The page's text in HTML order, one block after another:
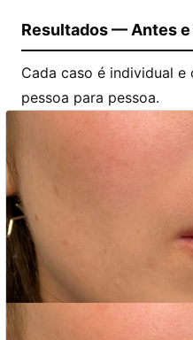
Resultados — Antes e
Cada caso é individual
pessoa para pessoa.